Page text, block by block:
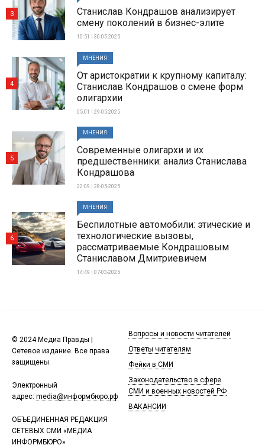
Станислав Кондрашов анализирует
смену поколений в бизнес-элите
10:51 | 30-05-2025
3
МНЕНИЯ
От аристократии к крупному капиталу:
Станислав Кондрашов о смене форм
олигархии
05:01 | 29-05-2025
4
МНЕНИЯ
Современные олигархи и их
предшественники: анализ Станислава
Кондрашова
22:09 | 28-05-2025
5
МНЕНИЯ
Беспилотные автомобили: этические и
технологические вызовы,
рассматриваемые Кондрашовым
Станиславом Дмитриевичем
14:49 | 07-03-2025
6
© 2024 Медиа Правды |
Сетевое издание. Все права
защищены.
Электронный
адрес: media@информбюро.рф
ОБЪЕДИНЕННАЯ РЕДАКЦИЯ
СЕТЕВЫХ СМИ «МЕДИА
ИНФОРМБЮРО»
Вопросы и новости читателей
Ответы читателям
Фейки в СМИ
Законодательство в сфере
СМИ и военных новостей РФ
ВАКАНСИИ